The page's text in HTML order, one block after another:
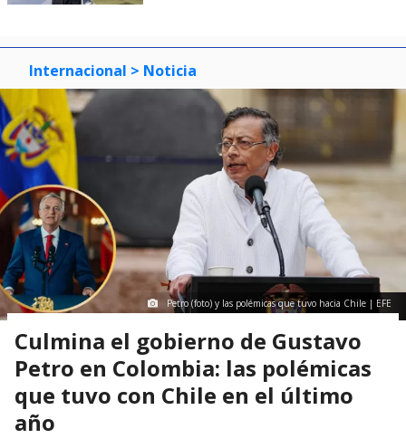
Internacional > Noticia
Petro (foto) y las polémicas que tuvo hacia Chile | EFE
Culmina el gobierno de Gustavo
Petro en Colombia: las polémicas
que tuvo con Chile en el último
año